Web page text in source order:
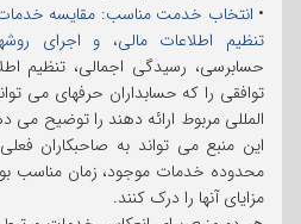
• انتخاب خدمت مناسب: مقایسه
تنظیم اطلاعات مالی، و اجرای
حسابرسی، رسیدگی اجمالی، تنظیم
توافقی را که حسابداران حرفهای می
المللی مربوط ارائه دهند را توضیح می
این منبع می تواند به صاحبکاران
محدوده خدمات موجود، زمان مناسب
مزایای آنها را درک کنند.